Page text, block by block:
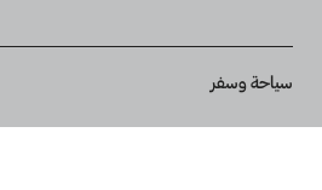
Breadcrumb
سياحة وسفر